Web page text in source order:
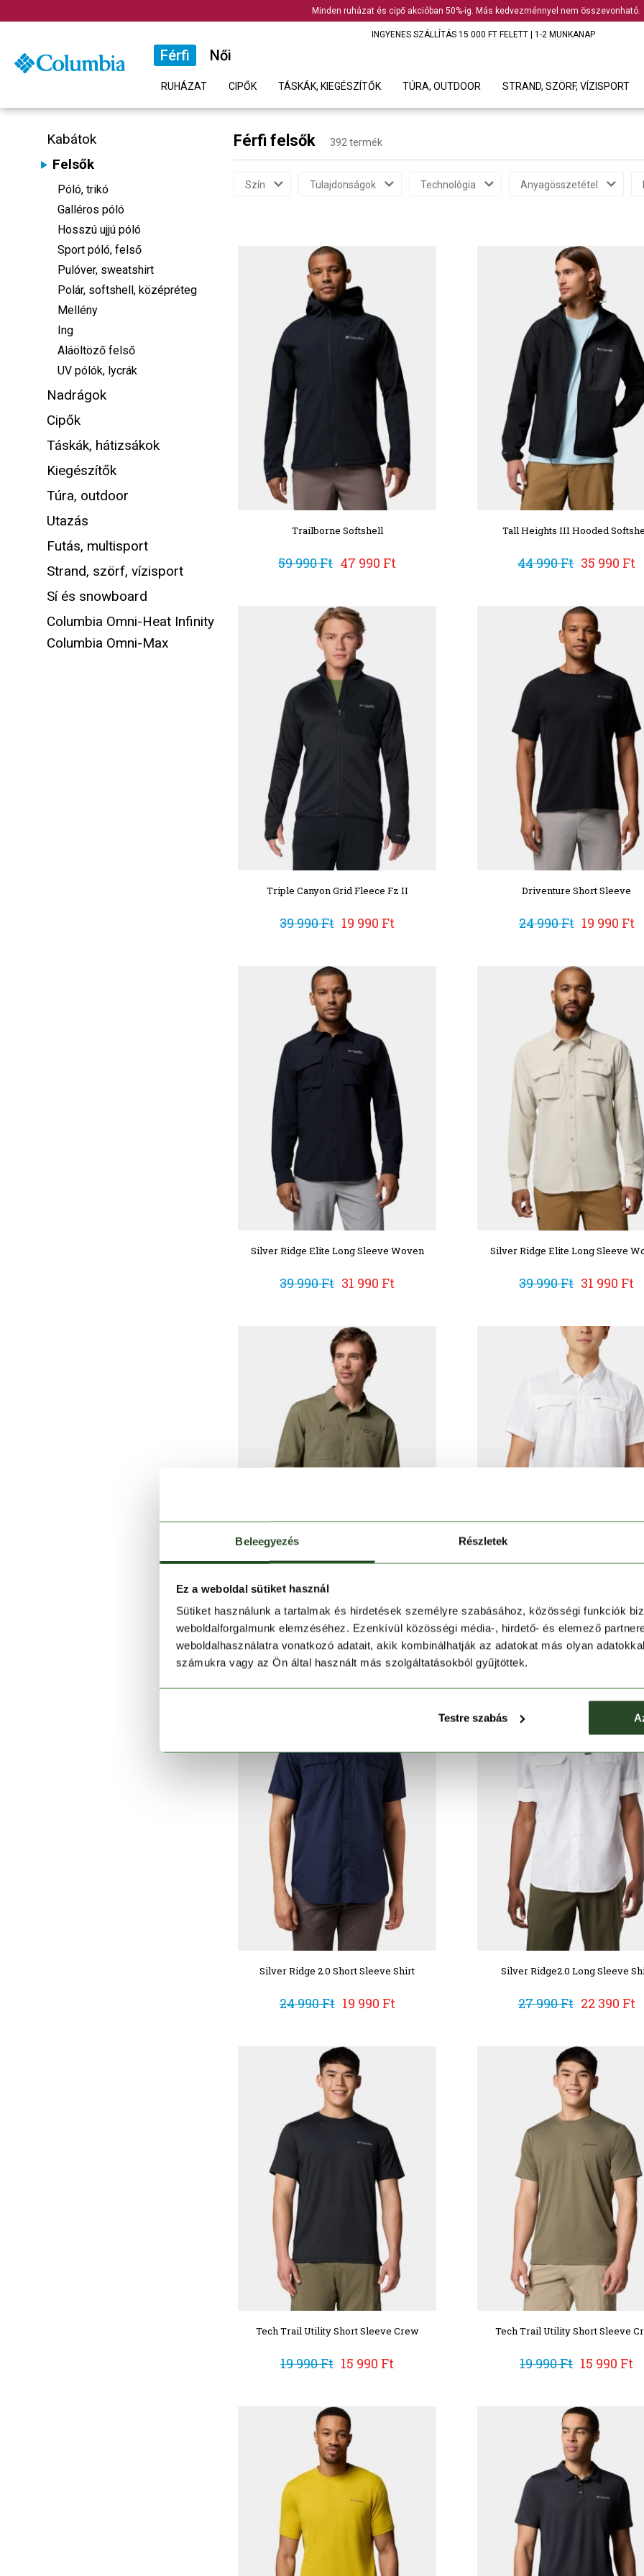
Beleegyezés Részletek
Ez a weboldal sütiket használ
Sütiket használunk a tartalmak és hirdetések személyre szabásához, közösségi funkciók
weboldalforgalmunk elemzéséhez. Ezenkívül közösségi média-, hirdető- és elemező
weboldalhasználatra vonatkozó adatait, akik kombinálhatják az adatokat más olyan
számukra vagy az Ön által használt más szolgáltatásokból gyűjtöttek.
Testre szabás
Minden ruházat és cipő akcióban 50%-ig. Más kedvezménnyel nem összevonható.
INGYENES SZÁLLÍTÁS 15 000 FT FELETT | 1-2 MUNKANAP
Férfi Női
RUHÁZAT CIPŐK TÁSKÁK, KIEGÉSZÍTŐK TÚRA, OUTDOOR STRAND, SZÖRF, VÍZISPORT
Kabátok
Felsők
Póló, trikó
Galléros póló
Hosszú ujjú póló
Sport póló, felső
Pulóver, sweatshirt
Polár, softshell, középréteg
Mellény
Ing
Aláöltöző felső
UV pólók, lycrák
Nadrágok
Cipők
Táskák, hátizsákok
Kiegészítők
Túra, outdoor
Utazás
Futás, multisport
Strand, szörf, vízisport
Sí és snowboard
Columbia Omni-Heat Infinity
Columbia Omni-Max
Férfi felsők 392 termék
Szín Tulajdonságok Technológia Anyagösszetétel
Trailborne Softshell
59 990 Ft 47 990 Ft
Tall Heights III Hooded
44 990 Ft 35 990 Ft
Triple Canyon Grid Fleece Fz II
39 990 Ft 19 990 Ft
Driventure Short Sleeve
24 990 Ft 19 990 Ft
Silver Ridge Elite Long Sleeve Woven
39 990 Ft 31 990 Ft
Silver Ridge Elite Long Sleeve
39 990 Ft 31 990 Ft
Silver Ridge Utility II Long Sleeve Shirt
29 990 Ft 17 990 Ft
Silver Ridge 2.0 Short Sleeve
24 990 Ft 19 990 Ft
Silver Ridge 2.0 Short Sleeve Shirt
24 990 Ft 19 990 Ft
Silver Ridge2.0 Long Sleeve
27 990 Ft 22 390 Ft
Tech Trail Utility Short Sleeve Crew
19 990 Ft 15 990 Ft
Tech Trail Utility Short Sleeve
19 990 Ft 15 990 Ft